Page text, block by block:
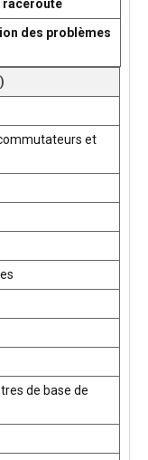
des problèmes
et
de base de